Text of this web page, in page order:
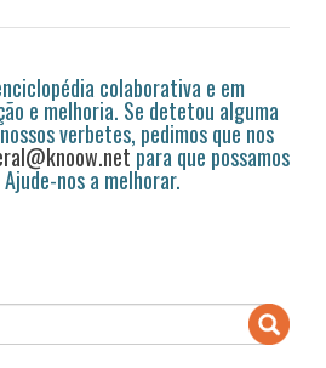
colaborativa e em
e melhoria. Se detetou alguma
verbetes, pedimos que nos
para que possamos
nos a melhorar.